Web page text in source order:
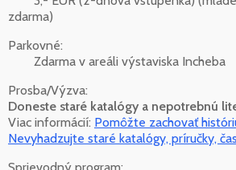
zdarma)
Parkovné:
Zdarma v areáli výstaviska Incheba
Prosba/Výzva:
Doneste staré katalógy a nepotrebnú
Viac informácií: Pomôžte zachovať
Nevyhadzujte staré katalógy, príručky,